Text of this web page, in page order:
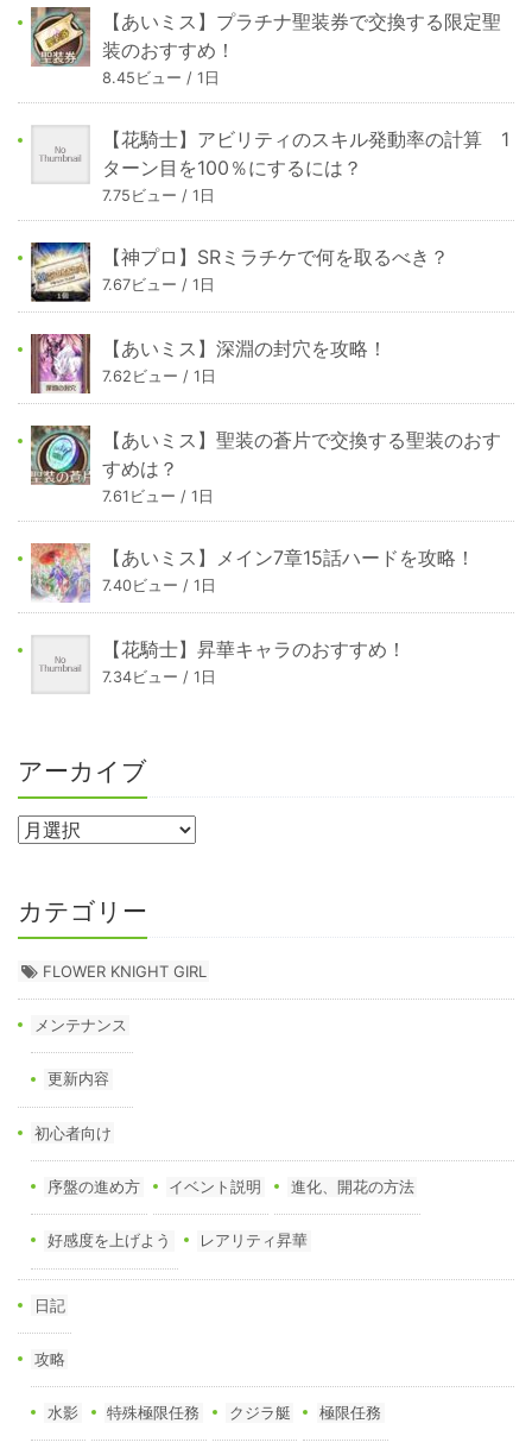
【あいミス】プラチナ聖装券で交換する限定聖
装のおすすめ！
8.45ビュー / 1日
【花騎士】アビリティのスキル発動率の計算 1
ターン目を100％にするには？
7.75ビュー / 1日
【神プロ】SRミラチケで何を取るべき？
7.67ビュー / 1日
【あいミス】深淵の封穴を攻略！
7.62ビュー / 1日
【あいミス】聖装の蒼片で交換する聖装のおす
すめは？
7.61ビュー / 1日
【あいミス】メイン7章15話ハードを攻略！
7.40ビュー / 1日
【花騎士】昇華キャラのおすすめ！
7.34ビュー / 1日
アーカイブ
カテゴリー
FLOWER KNIGHT GIRL
メンテナンス
更新内容
初心者向け
序盤の進め方 イベント説明 進化、開花の方法
好感度を上げよう レアリティ昇華
日記
攻略
水影 特殊極限任務 クジラ艇 極限任務